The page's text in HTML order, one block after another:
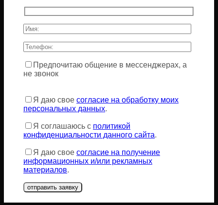
Предпочитаю общение в мессенджерах, а
не звонок
это
поле
Я даю свое согласие на обработку моих
персональных данных.
Я соглашаюсь с политикой
конфиденциальности данного сайта.
Я даю свое согласие на получение
информационных и/или рекламных
материалов.